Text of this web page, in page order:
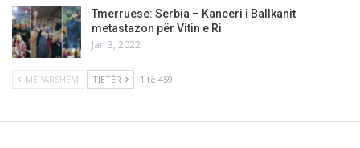
Tmerruese: Serbia – Kanceri i Ballkanit
metastazon për Vitin e Ri
Jan 3, 2022
MËPARSHËM TJETËR 1 të 459